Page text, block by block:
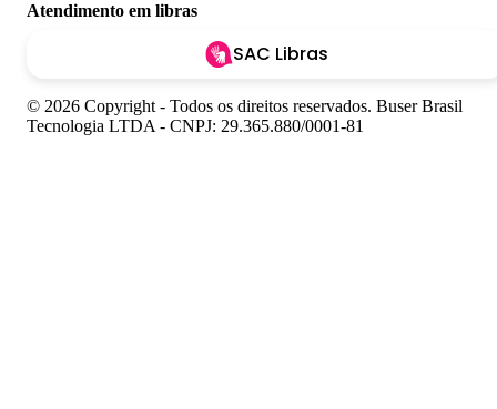
Atendimento em libras
SAC Libras
© 2026 Copyright - Todos os direitos reservados. Buser Brasil
Tecnologia LTDA - CNPJ: 29.365.880/0001-81